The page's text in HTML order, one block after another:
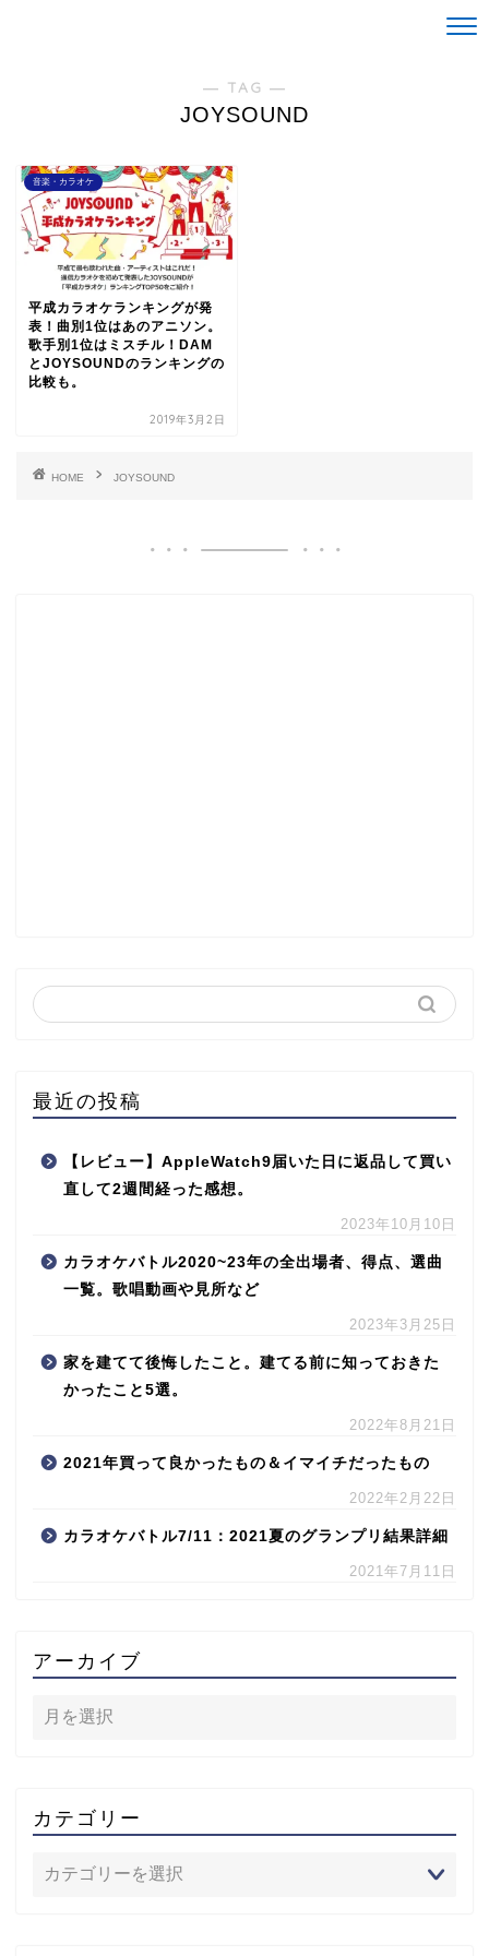
― TAG ―
JOYSOUND
音楽・カラオケ
平成カラオケランキングが発
表！曲別1位はあのアニソン。
歌手別1位はミスチル！DAM
とJOYSOUNDのランキングの
比較も。
2019年3月2日
HOME JOYSOUND
最近の投稿
【レビュー】AppleWatch9届いた日に返品して買い
直して2週間経った感想。
2023年10月10日
カラオケバトル2020~23年の全出場者、得点、選曲
一覧。歌唱動画や見所など
2023年3月25日
家を建てて後悔したこと。建てる前に知っておきた
かったこと5選。
2022年8月21日
2021年買って良かったもの＆イマイチだったもの
2022年2月22日
カラオケバトル7/11：2021夏のグランプリ結果詳細
2021年7月11日
アーカイブ
カテゴリー